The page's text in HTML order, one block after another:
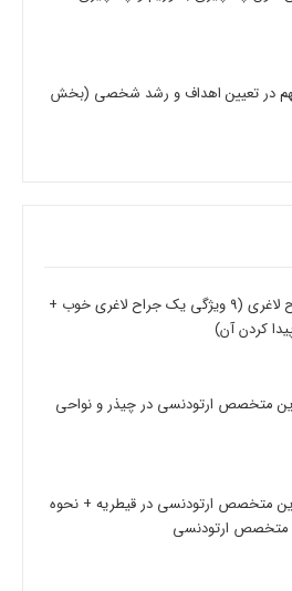
در تعیین اهداف و رشد شخصی (بخش
بهترین جراح لاغری (9 ویژگی یک جراح لاغری خوب +
کردن آن)
متخصص ارتودنسی در چیذر و نواحی
متخصص ارتودنسی در قیطریه + نحوه
متخصص ارتودنسی